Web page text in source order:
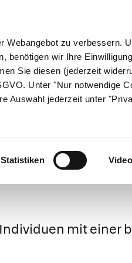
Webangebot zu verbessern.
benötigen wir Ihre
Sie diesen (jederzeit
Unter "Nur notwendige
Auswahl jederzeit unter
Statistiken
Eltern & Kind
mit einer